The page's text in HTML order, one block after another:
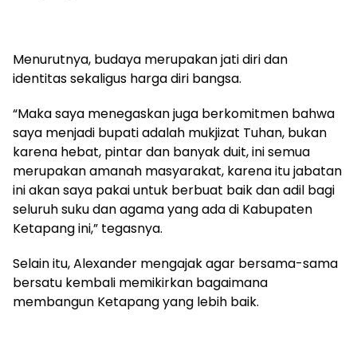
Menurutnya, budaya merupakan jati diri dan
identitas sekaligus harga diri bangsa.
“Maka saya menegaskan juga berkomitmen bahwa
saya menjadi bupati adalah mukjizat Tuhan, bukan
karena hebat, pintar dan banyak duit, ini semua
merupakan amanah masyarakat, karena itu jabatan
ini akan saya pakai untuk berbuat baik dan adil bagi
seluruh suku dan agama yang ada di Kabupaten
Ketapang ini,” tegasnya.
Selain itu, Alexander mengajak agar bersama-sama
bersatu kembali memikirkan bagaimana
membangun Ketapang yang lebih baik.